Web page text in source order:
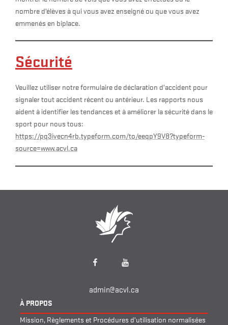
nombre d’élèves à qui vous avez enseigné ou que vous avez
emmenés en biplace.
Sécurité
Veuillez utiliser notre formulaire de déclaration d’accident pour
signaler tout accident récent ou antérieur. Les rapports nous
aident à identifier les tendances et à améliorer la sécurité dans le
sport pour nous tous:
https://pq3ivecn4rb.typeform.com/to/eeqpY9V8?typeform-
source=www.acvl.ca
Facebook YouTube
admin@acvl.ca
À PROPOS
Mission, Règlements et Procédures d’utilisation normalisées